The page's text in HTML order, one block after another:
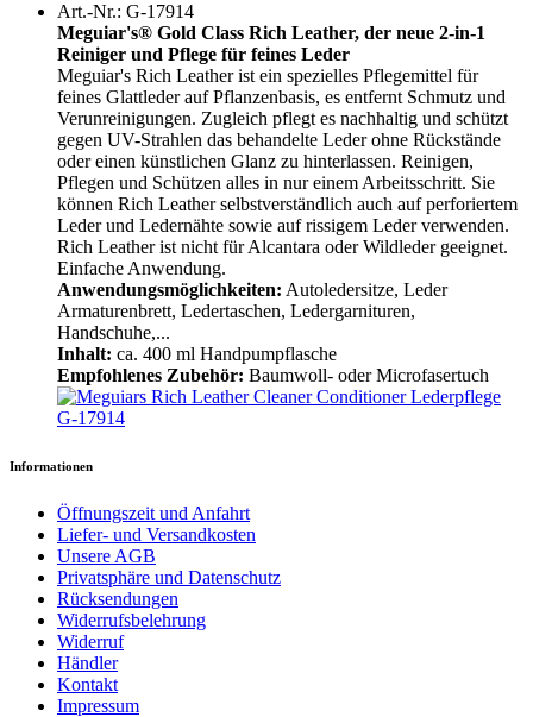
Art.-Nr.: G-17914
Meguiar's® Gold Class Rich Leather, der neue 2-in-1
Reiniger und Pflege für feines Leder
Meguiar's Rich Leather ist ein spezielles Pflegemittel für
feines Glattleder auf Pflanzenbasis, es entfernt Schmutz und
Verunreinigungen. Zugleich pflegt es nachhaltig und schützt
gegen UV-Strahlen das behandelte Leder ohne Rückstände
oder einen künstlichen Glanz zu hinterlassen. Reinigen,
Pflegen und Schützen alles in nur einem Arbeitsschritt. Sie
können Rich Leather selbstverständlich auch auf perforiertem
Leder und Ledernähte sowie auf rissigem Leder verwenden.
Rich Leather ist nicht für Alcantara oder Wildleder geeignet.
Einfache Anwendung.
Anwendungsmöglichkeiten: Autoledersitze, Leder
Armaturenbrett, Ledertaschen, Ledergarnituren,
Handschuhe,...
Inhalt: ca. 400 ml Handpumpflasche
Empfohlenes Zubehör: Baumwoll- oder Microfasertuch
Informationen
Öffnungszeit und Anfahrt
Liefer- und Versandkosten
Unsere AGB
Privatsphäre und Datenschutz
Rücksendungen
Widerrufsbelehrung
Widerruf
Händler
Kontakt
Impressum